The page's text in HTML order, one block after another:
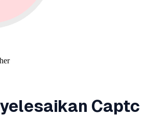
Captc